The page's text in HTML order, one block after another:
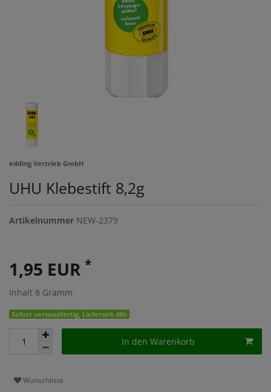
edding Vertrieb GmbH
UHU Klebestift 8,2g
Artikelnummer NEW-2379
1,95 EUR *
Inhalt 8 Gramm
Sofort versandfertig, Lieferzeit 48h
In den Warenkorb
Wunschliste